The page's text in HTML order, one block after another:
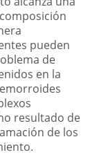
pueden
de
en la
resultado de
de los